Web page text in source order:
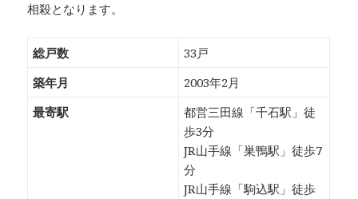
相殺となります。
総戸数
33戸
築年月
2003年2月
最寄駅
都営三田線「千石駅」徒
歩3分
JR山手線「巣鴨駅」徒歩7
分
JR山手線「駒込駅」徒歩